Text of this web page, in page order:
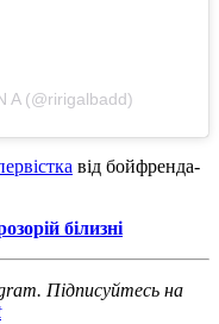
A (@ririgalbadd)
від бойфренда-
білизні
Підписуйтесь на